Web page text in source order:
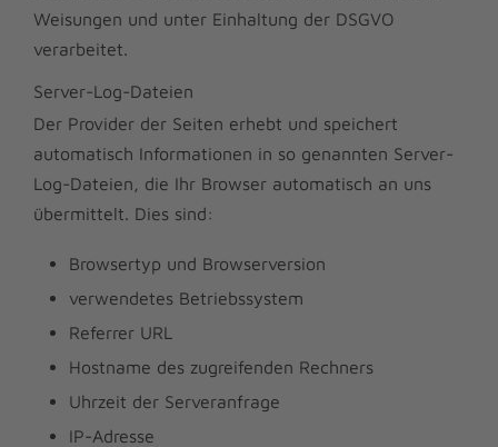
Weisungen und unter Einhaltung der DSGVO
verarbeitet.
Server-Log-Dateien
Der Provider der Seiten erhebt und speichert
automatisch Informationen in so genannten Server-
Log-Dateien, die Ihr Browser automatisch an uns
übermittelt. Dies sind:
Browsertyp und Browserversion
verwendetes Betriebssystem
Referrer URL
Hostname des zugreifenden Rechners
Uhrzeit der Serveranfrage
IP-Adresse